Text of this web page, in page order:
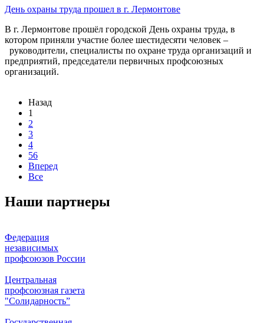
День охраны труда прошел в г. Лермонтове
В г. Лермонтове прошёл городской День охраны труда, в
котором приняли участие более шестидесяти человек –
руководители, специалисты по охране труда организаций и
предприятий, председатели первичных профсоюзных
организаций.
Назад
1
2
3
4
56
Вперед
Все
Наши партнеры
Федерация
независимых
профсоюзов России
Центральная
профсоюзная газета
"Солидарность”